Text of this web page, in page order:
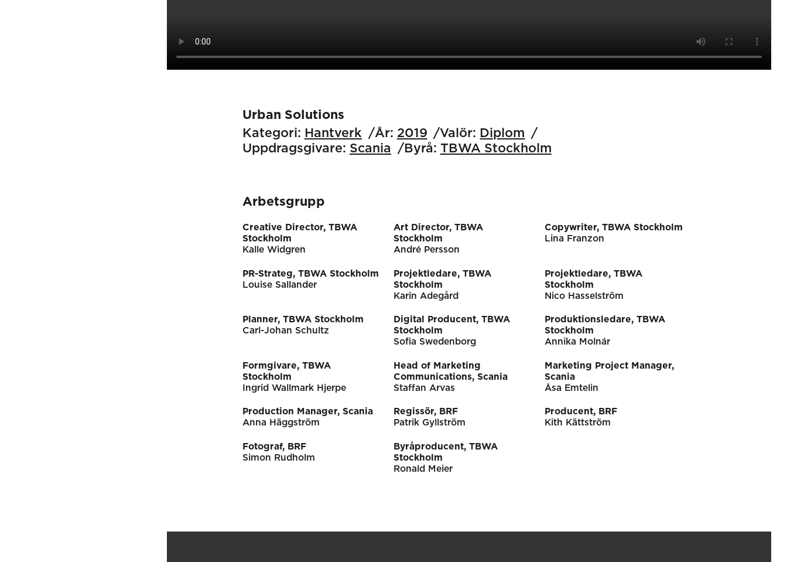
Urban Solutions
Kategori: Hantverk År: 2019 Valör: Diplom
Uppdragsgivare: Scania Byrå: TBWA Stockholm
Arbetsgrupp
Creative Director, TBWA
Stockholm
Kalle Widgren
Art Director, TBWA
Stockholm
André Persson
Copywriter, TBWA Stockholm
Lina Franzon
PR-Strateg, TBWA Stockholm
Louise Sallander
Projektledare, TBWA
Stockholm
Karin Adegård
Projektledare, TBWA
Stockholm
Nico Hasselström
Planner, TBWA Stockholm
Carl-Johan Schultz
Digital Producent, TBWA
Stockholm
Sofia Swedenborg
Produktionsledare, TBWA
Stockholm
Annika Molnár
Formgivare, TBWA
Stockholm
Ingrid Wallmark Hjerpe
Head of Marketing
Communications, Scania
Staffan Arvas
Marketing Project Manager,
Scania
Åsa Emtelin
Production Manager, Scania
Anna Häggström
Regissör, BRF
Patrik Gyllström
Producent, BRF
Kith Kättström
Fotograf, BRF
Simon Rudholm
Byråproducent, TBWA
Stockholm
Ronald Meier